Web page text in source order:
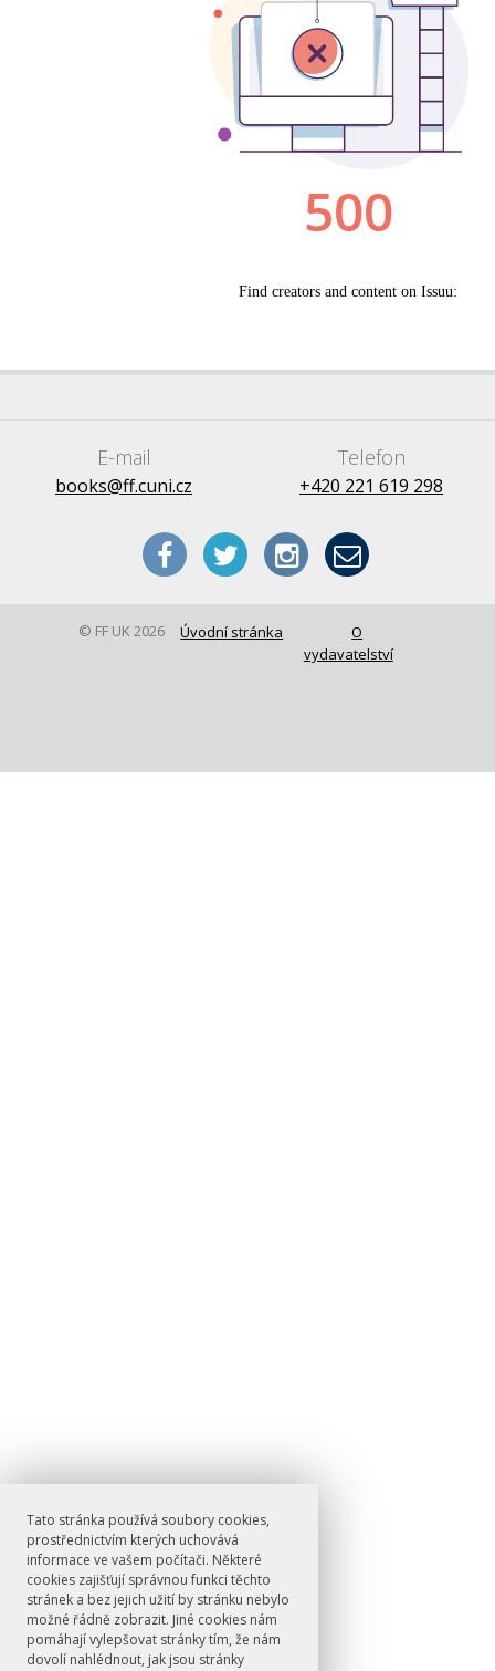
Tato stránka používá soubory cookies,
prostřednictvím kterých uchovává
informace ve vašem počítači. Některé
cookies zajišťují správnou funkci těchto
stránek a bez jejich užití by stránku nebylo
možné řádně zobrazit. Jiné cookies nám
pomáhají vylepšovat stránky tím, že nám
dovolí nahlédnout, jak jsou stránky
E-mail
books@ff.cuni.cz
Telefon
+420 221 619 298
© FF UK 2026 Úvodní stránka
O
vydavatelství